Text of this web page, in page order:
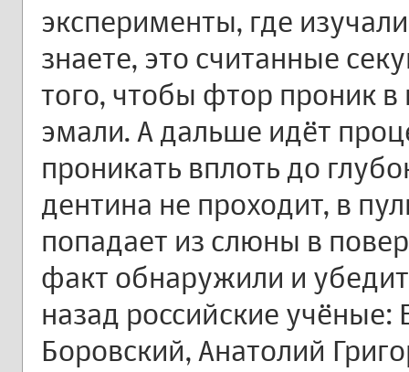
эксперименты, где
знаете, это считанные
того, чтобы фтор проник
эмали. А дальше идёт
проникать вплоть до
дентина не проходит, в
попадает из слюны в
факт обнаружили и
назад российские учёные:
Боровский, Анатолий